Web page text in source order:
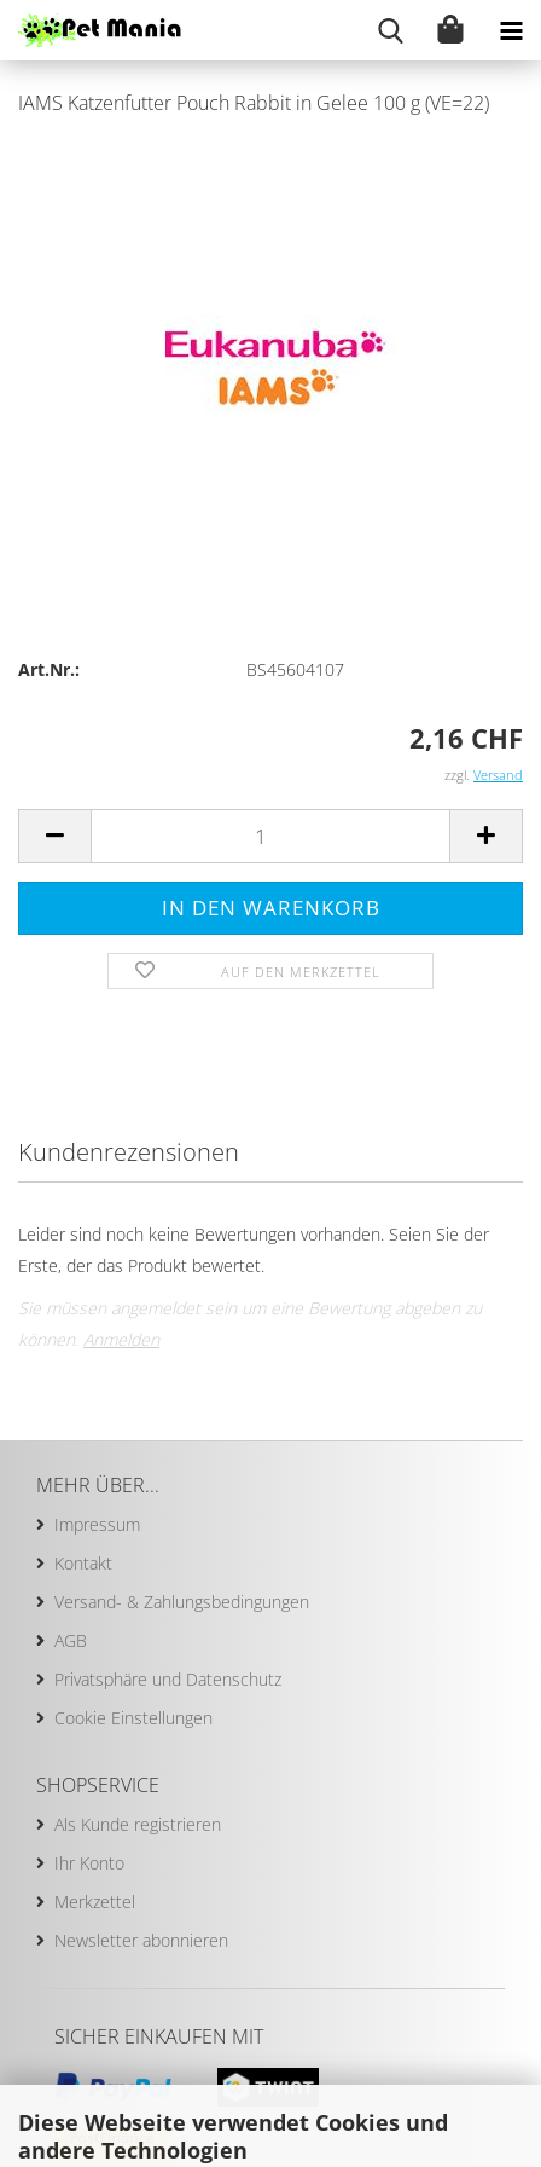
Diese Webseite verwendet Cookies und
andere Technologien
IAMS Kat­zen­fut­ter Pouch Rab­bit in Gelee 100 g (VE=22)
Art.Nr.: BS45604107
2,16 CHF
zzgl. Versand
AUF DEN MERKZETTEL
Kundenrezensionen
Leider sind noch keine Bewertungen vorhanden. Seien Sie der
Erste, der das Produkt bewertet.
Sie müssen angemeldet sein um eine Bewertung abgeben zu
können. Anmelden
MEHR ÜBER...
Impressum
Kontakt
Versand- & Zahlungsbedingungen
AGB
Privatsphäre und Datenschutz
Cookie Einstellungen
SHOPSERVICE
Als Kunde registrieren
Ihr Konto
Merkzettel
Newsletter abonnieren
SICHER EINKAUFEN MIT